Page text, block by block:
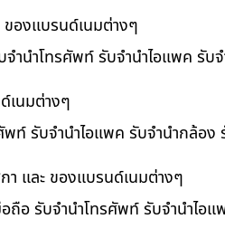
ของแบรนด์เนมต่างๆ
ำนำโทรศัพท์ รับจำนำไอแพค รับ
เนมต่างๆ
ท์ รับจำนำไอแพค รับจำนำกล้อง
า และ ของแบรนด์เนมต่างๆ
ถือ รับจำนำโทรศัพท์ รับจำนำไอ